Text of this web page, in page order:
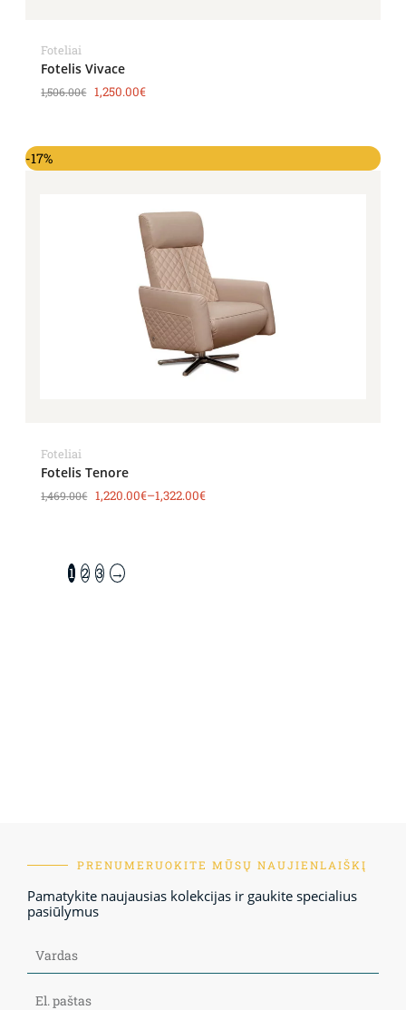
Foteliai
Fotelis Vivace
1,506.00€ 1,250.00€
-17%
Foteliai
Fotelis Tenore
1,469.00€ 1,220.00€–1,322.00€
1 2 3 →
PRENUMERUOKITE MŪSŲ NAUJIENLAIŠKĮ
Pamatykite naujausias kolekcijas ir gaukite specialius
pasiūlymus